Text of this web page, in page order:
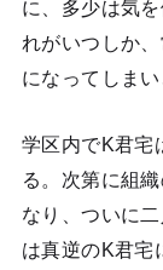
に、多少は気
れがいつしか
になってしま
学区内でK君宅
る。次第に組
なり、ついに
は真逆のK君宅